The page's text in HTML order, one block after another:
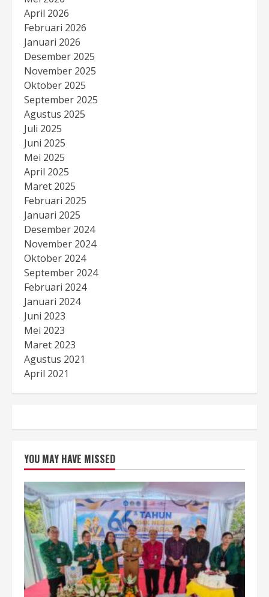
April 2026
Februari 2026
Januari 2026
Desember 2025
November 2025
Oktober 2025
September 2025
Agustus 2025
Juli 2025
Juni 2025
Mei 2025
April 2025
Maret 2025
Februari 2025
Januari 2025
Desember 2024
November 2024
Oktober 2024
September 2024
Februari 2024
Januari 2024
Juni 2023
Mei 2023
Maret 2023
Agustus 2021
April 2021
YOU MAY HAVE MISSED